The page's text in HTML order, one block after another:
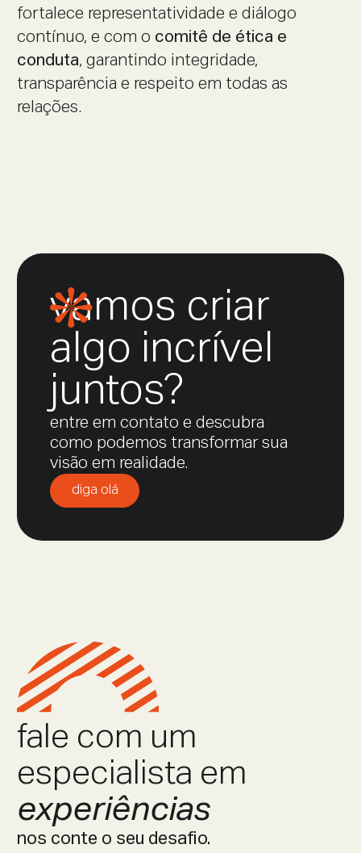
fortalece representatividade e diálogo
contínuo, e com o comitê de ética e
conduta, garantindo integridade,
transparência e respeito em todas as
relações.
vamos criar
algo incrível
juntos?
entre em contato e descubra
como podemos transformar sua
visão em realidade.
diga olá
fale com um
especialista em
experiências
nos conte o seu desafio.